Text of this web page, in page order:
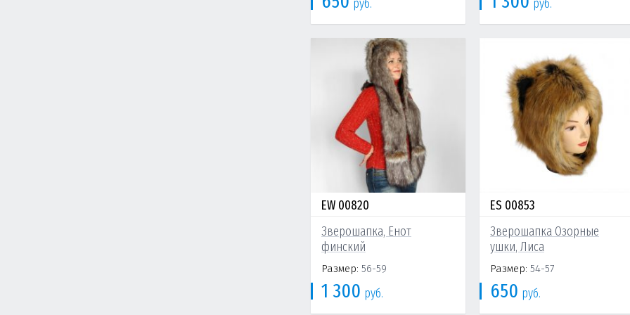
руб. руб.
EW 00820
Зверошапка, Енот
финский
Размер: 56-59
1 300 руб.
ES 00853
Зверошапка Озорные
ушки, Лиса
Размер: 54-57
650 руб.